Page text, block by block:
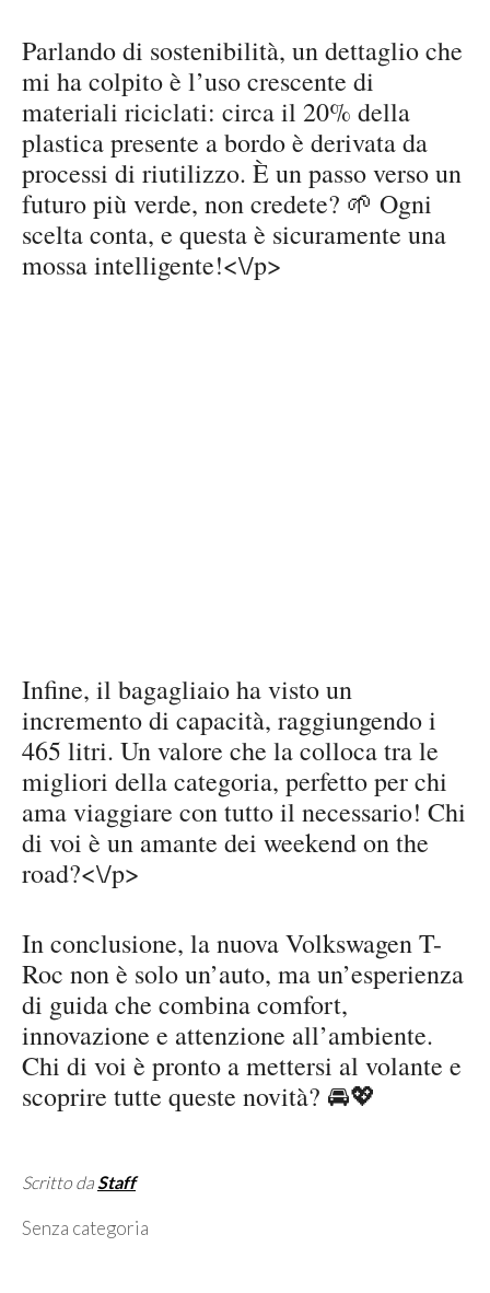
Parlando di sostenibilità, un dettaglio che
mi ha colpito è l’uso crescente di
materiali riciclati: circa il 20% della
plastica presente a bordo è derivata da
processi di riutilizzo. È un passo verso un
futuro più verde, non credete? 🌱 Ogni
scelta conta, e questa è sicuramente una
mossa intelligente!<\/p>
Infine, il bagagliaio ha visto un
incremento di capacità, raggiungendo i
465 litri. Un valore che la colloca tra le
migliori della categoria, perfetto per chi
ama viaggiare con tutto il necessario! Chi
di voi è un amante dei weekend on the
road?<\/p>
In conclusione, la nuova Volkswagen T-
Roc non è solo un’auto, ma un’esperienza
di guida che combina comfort,
innovazione e attenzione all’ambiente.
Chi di voi è pronto a mettersi al volante e
scoprire tutte queste novità? 🚘💖
Scritto daStaff
Categorie
Senza categoria